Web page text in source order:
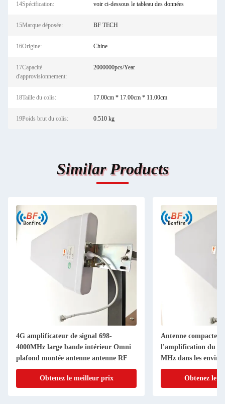
14Spécification: voir ci-dessous le tableau des données
15Marque déposée: BF TECH
16Origine: Chine
17Capacité
d'approvisionnement:
2000000pcs/Year
18Taille du colis: 17.00cm * 17.00cm * 11.00cm
19Poids brut du colis: 0.510 kg
Similar Products
4G amplificateur de signal 698-
4000MHz large bande intérieur Omni
plafond montée antenne antenne RF
Obtenez le meilleur prix
Antenne compacte
l'amplification du
MHz dans les
intérieurs
Obtenez le